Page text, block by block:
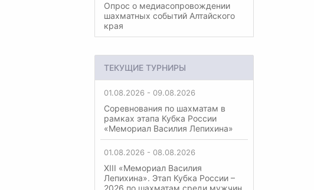
Опрос о медиасопровождении
шахматных событий Алтайского
края
ТЕКУЩИЕ ТУРНИРЫ
01.08.2026 - 09.08.2026
Соревнования по шахматам в
рамках этапа Кубка России
«Мемориал Василия Лепихина»
01.08.2026 - 08.08.2026
XIII «Мемориал Василия
Лепихина». Этап Кубка России –
2026 по шахматам среди мужчин